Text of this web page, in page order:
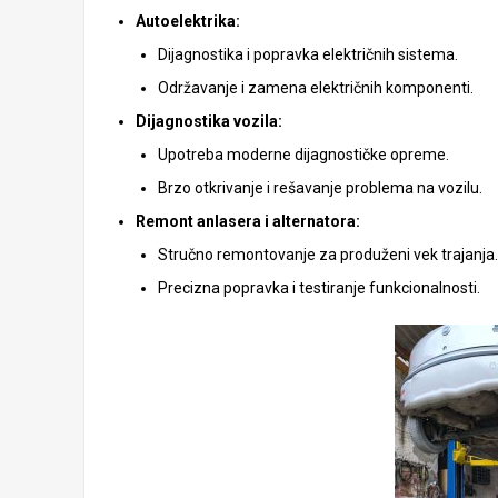
Autoelektrika:
Dijagnostika i popravka električnih sistema.
Održavanje i zamena električnih komponenti.
Dijagnostika vozila:
Upotreba moderne dijagnostičke opreme.
Brzo otkrivanje i rešavanje problema na vozilu.
Remont anlasera i alternatora:
Stručno remontovanje za produženi vek trajanja.
Precizna popravka i testiranje funkcionalnosti.